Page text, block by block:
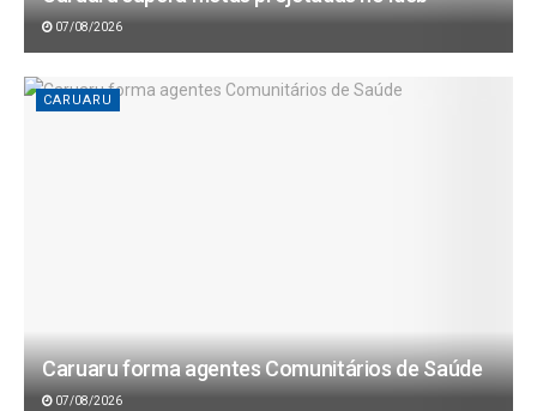
07/08/2026
CARUARU
Caruaru forma agentes Comunitários de Saúde
07/08/2026